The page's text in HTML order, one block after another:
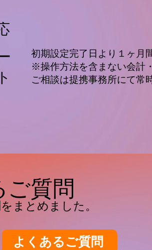
初期設定完了日より１ヶ月
※操作方法を含まない会計
ご相談は提携事務所にて常
ご質問
よくあるご質問
まとめました。